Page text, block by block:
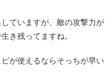
ていますが、敵の攻撃力が
き残ってますね。
が使えるならそっちが早い